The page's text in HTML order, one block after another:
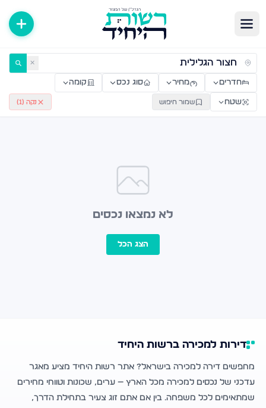
דירות למכירה ולהשכרה — רשות היחיד ✕
חדרים מחיר סוג נכס קומה
שטח שמור חיפוש נקה ( 1
)
לא נמצאו נכסים
הצג הכל
דירות למכירה ברשות היחיד
מחפשים דירה למכירה בישראל? אתר רשות היחיד מציע מאגר
עדכני של נכסים למכירה מכל הארץ — ערים, שכונות וטווחי מחירים
שמתאימים לכל משפחה. בין אם אתם זוג צעיר בתחילת הדרך,